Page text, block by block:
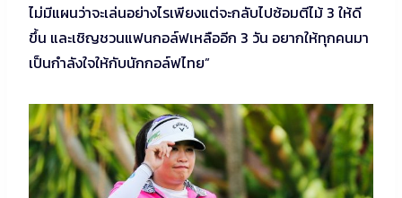
ไม่มีแผนว่าจะเล่นอย่างไรเพียงแต่จะกลับไปซ้อมตีไม้ 3 ให้ดี
ขึ้น และเชิญชวนแฟนกอล์ฟเหลืออีก 3 วัน อยากให้ทุกคนมา
เป็นกำลังใจให้กับนักกอล์ฟไทย”